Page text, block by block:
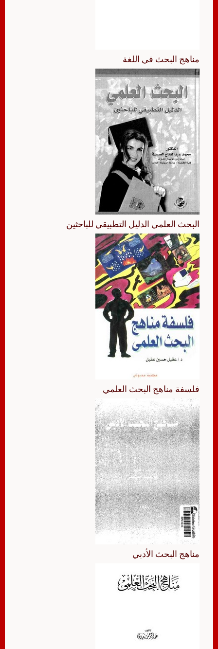
مناهج البحث في اللغة
البحث العلمي الدليل التطبيقي للباحثين
فلسفة مناهج البحث العلمي
مناهج البحث الأدبي